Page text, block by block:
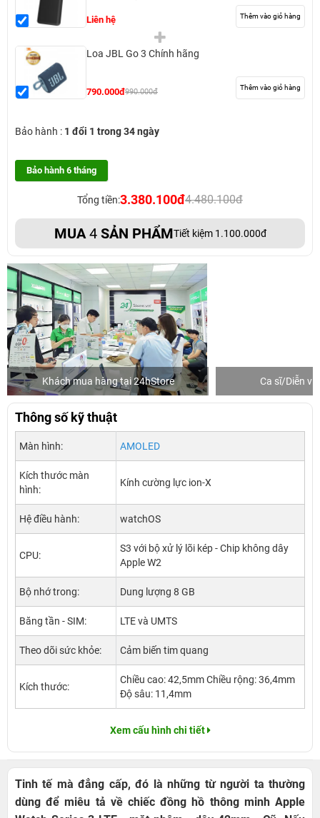
Liên hệ Thêm vào giỏ hàng
Loa JBL Go 3 Chính hãng
790.000đ990.000đ Thêm vào giỏ hàng
Bảo hành : 1 đổi 1 trong 34 ngày
Bảo hành 6 tháng
Tổng tiền:3.380.100đ4.480.100đ
MUA4SẢN PHẨMTiết kiệm 1.100.000đ
Khách mua hàng tại 24hStore Ca sĩ/Diễn
Thông số kỹ thuật
Màn hình: AMOLED
Kích thước màn
hình:
Kính cường lực ion-X
Hệ điều hành: watchOS
CPU:
S3 với bộ xử lý lõi kép - Chip không dây
Apple W2
Bộ nhớ trong: Dung lượng 8 GB
Băng tần - SIM: LTE và UMTS
Theo dõi sức khỏe: Cảm biến tim quang
Kích thước:
Chiều cao: 42,5mm Chiều rộng: 36,4mm
Độ sâu: 11,4mm
Xem cấu hình chi tiết
Tinh tế mà đẳng cấp, đó là những từ người ta thường
dùng để miêu tả về chiếc đồng hồ thông minh Apple